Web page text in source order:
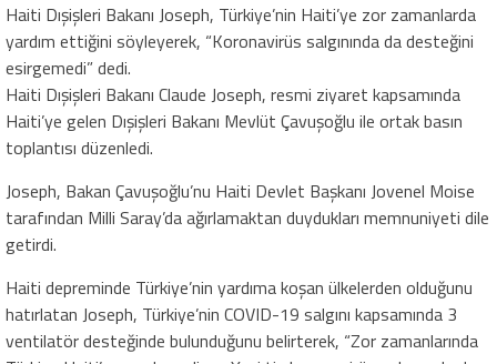
Haiti Dışişleri Bakanı Joseph, Türkiye’nin Haiti’ye zor zamanlarda
yardım ettiğini söyleyerek, “Koronavirüs salgınında da desteğini
esirgemedi” dedi.
Haiti Dışişleri Bakanı Claude Joseph, resmi ziyaret kapsamında
Haiti’ye gelen Dışişleri Bakanı Mevlüt Çavuşoğlu ile ortak basın
toplantısı düzenledi.
Joseph, Bakan Çavuşoğlu’nu Haiti Devlet Başkanı Jovenel Moise
tarafından Milli Saray’da ağırlamaktan duydukları memnuniyeti dile
getirdi.
Haiti depreminde Türkiye’nin yardıma koşan ülkelerden olduğunu
hatırlatan Joseph, Türkiye’nin COVID-19 salgını kapsamında 3
ventilatör desteğinde bulunduğunu belirterek, “Zor zamanlarında